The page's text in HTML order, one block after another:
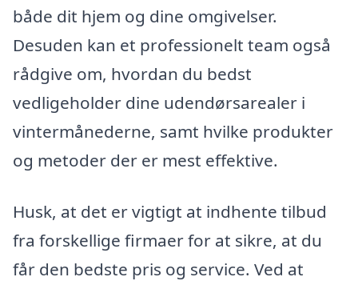
både dit hjem og dine omgivelser.
Desuden kan et professionelt team også
rådgive om, hvordan du bedst
vedligeholder dine udendørsarealer i
vintermånederne, samt hvilke produkter
og metoder der er mest effektive.
Husk, at det er vigtigt at indhente tilbud
fra forskellige firmaer for at sikre, at du
får den bedste pris og service. Ved at